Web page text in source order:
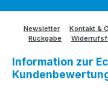
Newsletter Kontakt &
Rückgabe
Information zur